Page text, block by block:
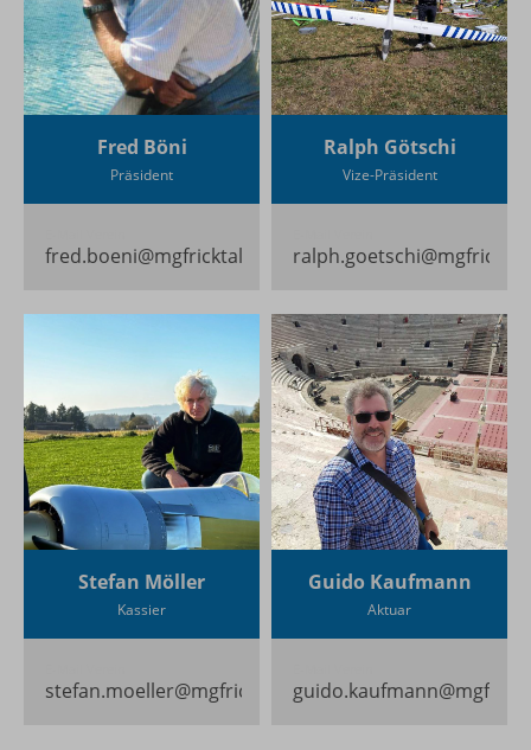
Fred Böni
Präsident
fred.boeni@mgfricktal.ch
Ralph Götschi
Vize-Präsident
Stefan Möller
Kassier
stefan.moeller@mgfricktal.ch
Guido Kaufmann
Aktuar